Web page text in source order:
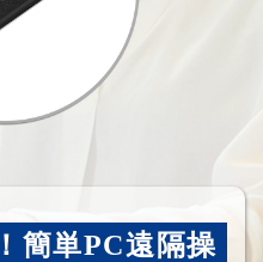
簡単PC遠隔操